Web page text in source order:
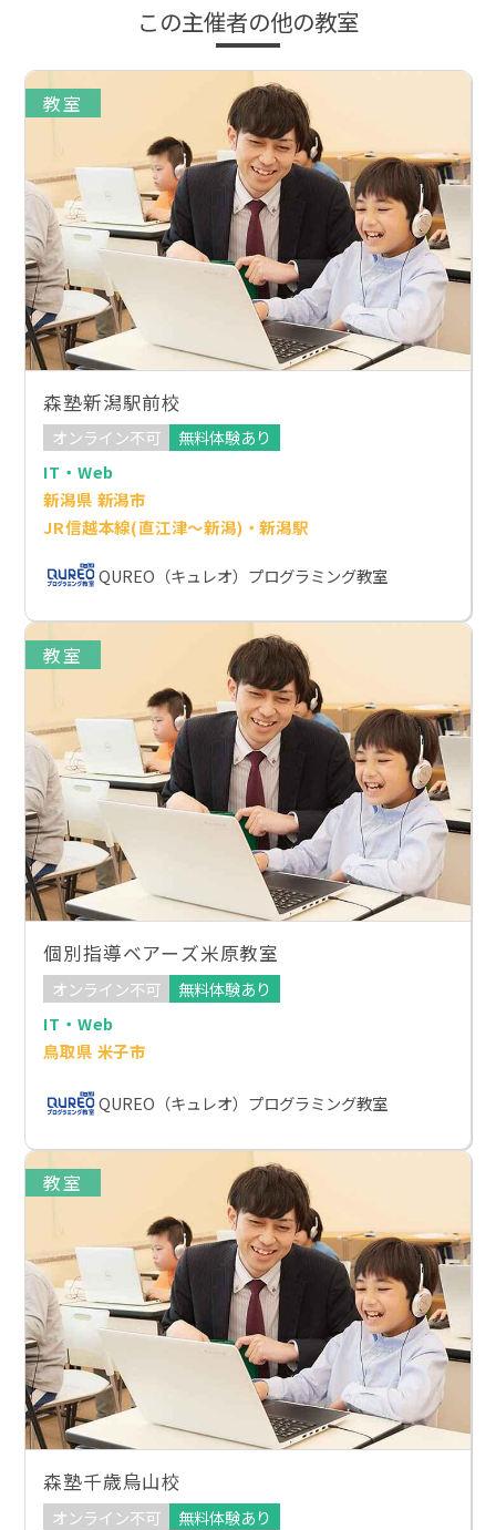
この主催者の他の教室
教室
森塾新潟駅前校
オンライン不可
無料体験あり
IT・Web
新潟県 新潟市
JR信越本線(直江津～新潟)・新潟駅
QUREO（キュレオ）プログラミング教室
教室
個別指導ベアーズ米原教室
オンライン不可
無料体験あり
IT・Web
鳥取県 米子市
QUREO（キュレオ）プログラミング教室
教室
森塾千歳烏山校
オンライン不可
無料体験あり